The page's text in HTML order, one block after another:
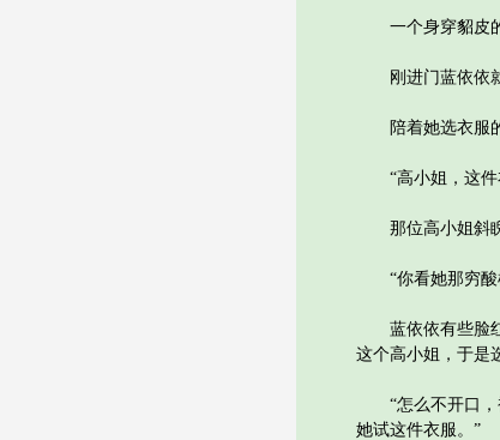
一个身穿貂皮的
刚进门蓝依依就
陪着她选衣服的
“高小姐，这件
那位高小姐斜睨
“你看她那穷酸
蓝依依有些脸红
这个高小姐，于是
“怎么不开口，
她试这件衣服。”